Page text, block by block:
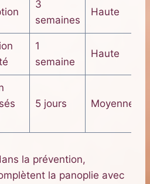
3
semaines
Haute
1
semaine
Haute
5 jours Moyenne
la prévention,
la panoplie avec